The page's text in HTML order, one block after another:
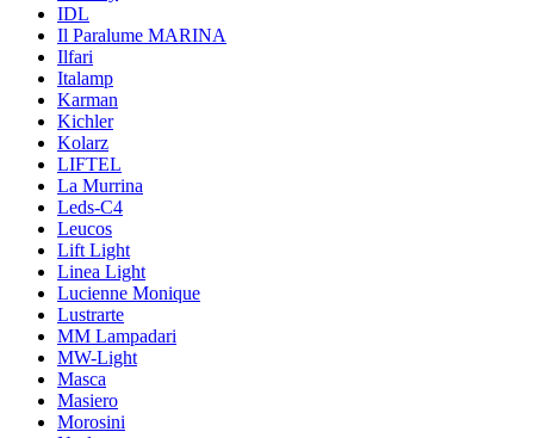
IDL
Il Paralume MARINA
Ilfari
Italamp
Karman
Kichler
Kolarz
LIFTEL
La Murrina
Leds-C4
Leucos
Lift Light
Linea Light
Lucienne Monique
Lustrarte
MM Lampadari
MW-Light
Masca
Masiero
Morosini